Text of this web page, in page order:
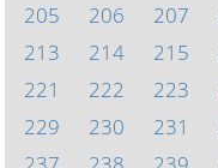
205
206 207
213
214 215
221
222 223
229
230 231